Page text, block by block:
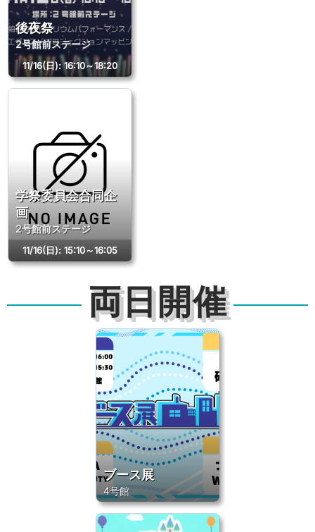
後夜祭
2号館前ステージ
11/16(日):16:10～18:20
学祭委員会合同企
画
2号館前ステージ
11/16(日):15:10～16:05
両日開催
ブース展
4号館